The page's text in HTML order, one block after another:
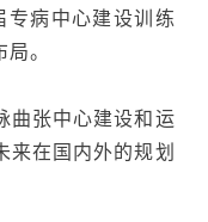
病中心建设训练
。
曲张中心建设和运
来在国内外的规划